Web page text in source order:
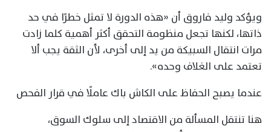
ويؤكد وليد فاروق أن «هذه الدورة لا تمثل خطرًا في حد
ذاتها، لكنها تجعل منظومة التحقق أكثر أهمية كلما زادت
مرات انتقال السبيكة من يد إلى أخرى، لأن الثقة يجب ألا
تعتمد على الغلاف وحده».
عندما يصبح الحفاظ على الكاش باك عاملًا في قرار الفحص
هنا تنتقل المسألة من الاقتصاد إلى سلوك السوق،